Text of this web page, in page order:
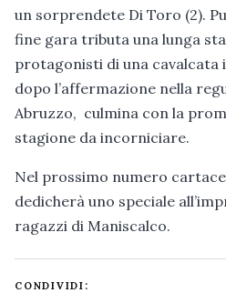
un sorprendete Di Toro (2).
fine gara tributa una lunga
protagonisti di una cavalcata
dopo l’affermazione nella
Abruzzo, culmina con la
stagione da incorniciare.
Nel prossimo numero
dedicherà uno speciale
ragazzi di Maniscalco.
CONDIVIDI: